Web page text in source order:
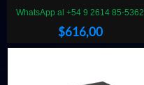
32GB 5600MHZ
$616,00
WhatsApp al +54 9 2614 85-5362